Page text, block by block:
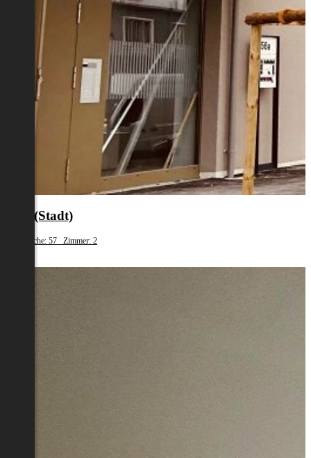
Graz(Stadt)
Wohnfläche: 57 Zimmer: 2